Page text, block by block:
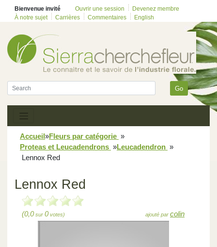
Bienvenue invité Ouvrir une session
Devenez membre
À notre sujet
Carrières Commentaires English
Go
Accueil»Fleurs par catégorie »
Proteas et Leucadendrons »Leucadendron »
Lennox Red
Lennox Red
(0,0sur 0votes) ajouté par colin